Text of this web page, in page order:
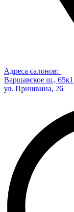
Адреса салонов:
Варшавское ш., 65к1
ул. Пришвина, 26